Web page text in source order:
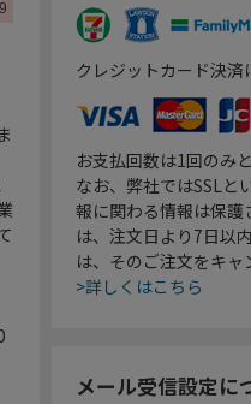
クレジットカード決済
お支払回数は1回のみ
なお、弊社ではSSLと
報に関わる情報は保護
は、注文日より7日以
は、そのご注文をキャ
>詳しくはこちら
メール受信設定に